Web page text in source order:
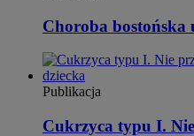
Choroba bostońska
Publikacja
Cukrzyca typu I.